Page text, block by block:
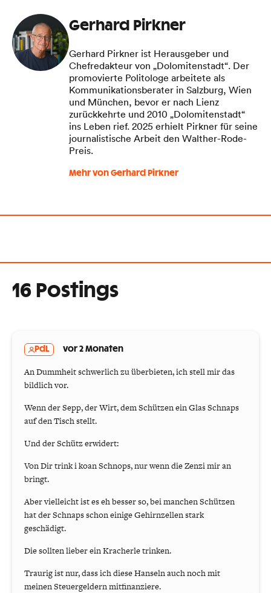
Gerhard Pirkner
Gerhard Pirkner ist Herausgeber und
Chefredakteur von „Dolomitenstadt“. Der
promovierte Politologe arbeitete als
Kommunikationsberater in Salzburg, Wien
und München, bevor er nach Lienz
zurückkehrte und 2010 „Dolomitenstadt“
ins Leben rief. 2025 erhielt Pirkner für seine
journalistische Arbeit den Walther-Rode-
Preis.
Mehr von Gerhard Pirkner
16 Postings
PdL vor 2 Monaten
An Dummheit schwerlich zu überbieten, ich stell mir das
bildlich vor.
Wenn der Sepp, der Wirt, dem Schützen ein Glas Schnaps
auf den Tisch stellt.
Und der Schütz erwidert:
Von Dir trink i koan Schnops, nur wenn die Zenzi mir an
bringt.
Aber vielleicht ist es eh besser so, bei manchen Schützen
hat der Schnaps schon einige Gehirnzellen stark
geschädigt.
Die sollten lieber ein Kracherle trinken.
Traurig ist nur, dass ich diese Hanseln auch noch mit
meinen Steuergeldern mitfinanziere.